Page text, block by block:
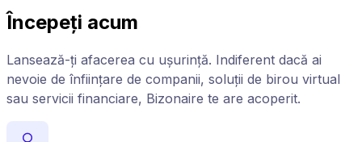
Începeți acum
Lansează-ți afacerea cu ușurință. Indiferent dacă ai
nevoie de înființare de companii, soluții de birou virtual
sau servicii financiare, Bizonaire te are acoperit.